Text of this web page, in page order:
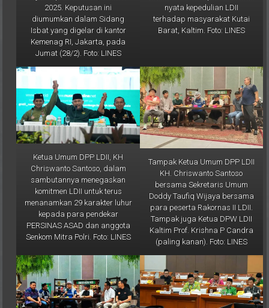
diumumkan dalam Sidang
Isbat yang digelar di kantor
Kemenag RI, Jakarta, pada
Jumat (28/2). Foto: LINES
terhadap masyarakat Kutai
Barat, Kaltim. Foto: LINES
Ketua Umum DPP LDII, KH
Chriswanto Santoso, dalam
sambutannya menegaskan
komitmen LDII untuk terus
menanamkan 29 karakter luhur
kepada para pendekar
PERSINAS ASAD dan anggota
Senkom Mitra Polri. Foto: LINES
Tampak Ketua Umum DPP LDII
KH. Chriswanto Santoso
bersama Sekretaris Umum
Doddy Taufiq Wijaya bersama
para peserta Rakornas II LDII.
Tampak juga Ketua DPW LDII
Kaltim Prof. Krishna P Candra
(paling kanan). Foto: LINES